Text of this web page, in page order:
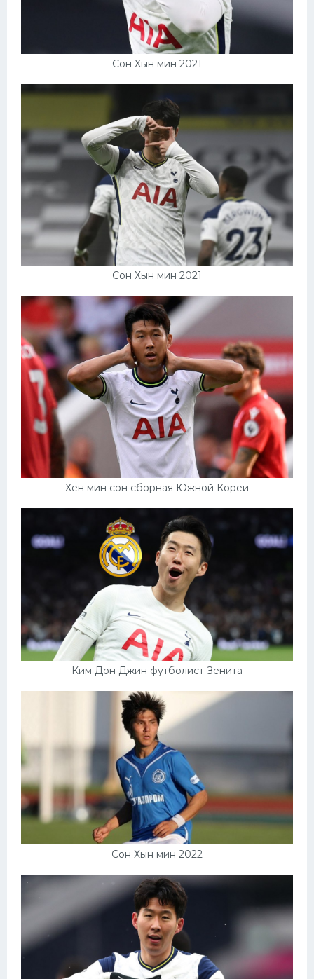
Сон Хын мин 2021
Сон Хын мин 2021
Хен мин сон сборная Южной Кореи
Ким Дон Джин футболист Зенита
Сон Хын мин 2022